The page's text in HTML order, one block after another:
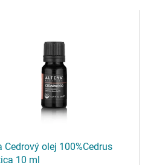
Cedrový olej 100%Cedrus
10 ml